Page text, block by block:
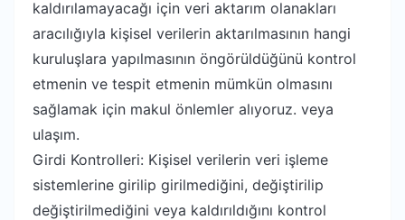
kaldırılamayacağı için veri aktarım olanakları
aracılığıyla kişisel verilerin aktarılmasının hangi
kuruluşlara yapılmasının öngörüldüğünü kontrol
etmenin ve tespit etmenin mümkün olmasını
sağlamak için makul önlemler alıyoruz. veya
ulaşım.
Girdi Kontrolleri: Kişisel verilerin veri işleme
sistemlerine girilip girilmediğini, değiştirilip
değiştirilmediğini veya kaldırıldığını kontrol